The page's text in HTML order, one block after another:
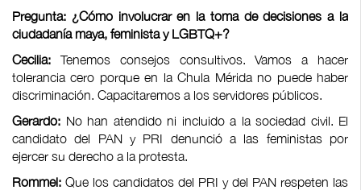
Pregunta: ¿Cómo involucrar en la toma de decisiones a la
ciudadanía maya, feminista y LGBTQ+?
Cecilia: Tenemos consejos consultivos. Vamos a hacer
tolerancia cero porque en la Chula Mérida no puede haber
discriminación. Capacitaremos a los servidores públicos.
Gerardo: No han atendido ni incluido a la sociedad civil. El
candidato del PAN y PRI denunció a las feministas por
ejercer su derecho a la protesta.
Rommel: Que los candidatos del PRI y del PAN respeten las